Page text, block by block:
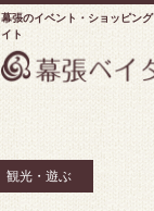
幕張のイベント・ショッピング
イト
観光・遊ぶ